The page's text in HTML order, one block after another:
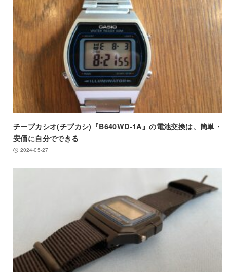
チープカシオ(チプカシ)『B640WD-1A』の電池交換は、簡単・
安価に自分でできる
2024-05-27